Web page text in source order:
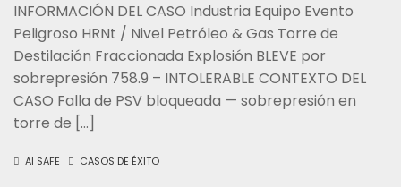
INFORMACIÓN DEL CASO Industria Equipo Evento
Peligroso HRNt / Nivel Petróleo & Gas Torre de
Destilación Fraccionada Explosión BLEVE por
sobrepresión 758.9 – INTOLERABLE CONTEXTO DEL
CASO Falla de PSV bloqueada — sobrepresión en
torre de […]
AI SAFE CASOS DE ÉXITO